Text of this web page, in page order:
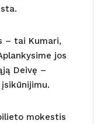
– tai Kumari,
jos
Deivę –
mokestis